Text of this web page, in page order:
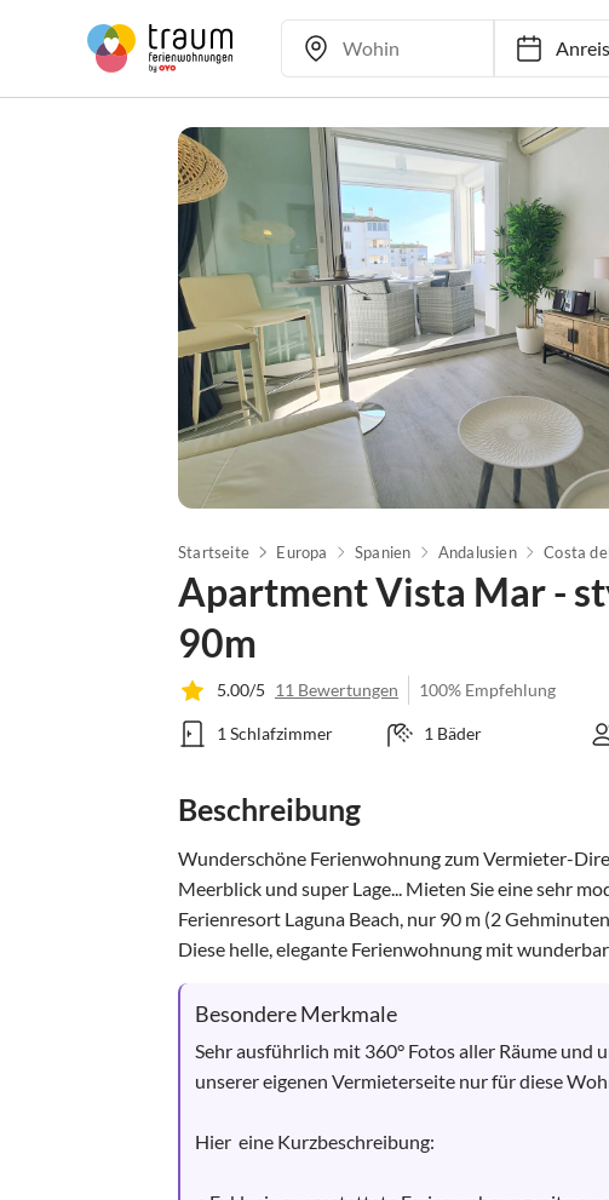
Anreise
Startseite Europa Spanien Andalusien Costa
Apartment Vista Mar -
90m
5.00/5 11 Bewertungen 100% Empfehlung
1 Schlafzimmer 1 Bäder
Beschreibung
Wunderschöne Ferienwohnung zum Vermieter-
Meerblick und super Lage... Mieten Sie eine sehr
Ferienresort Laguna Beach, nur 90 m (2
Diese helle, elegante Ferienwohnung mit
Besondere Merkmale
Sehr ausführlich mit 360° Fotos aller Räume und
unserer eigenen Vermieterseite nur für diese
Hier  eine Kurzbeschreibung: